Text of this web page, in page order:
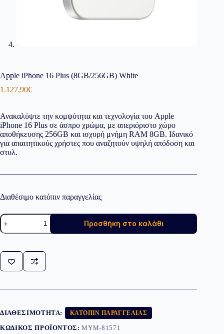
Apple iPhone 16 Plus (8GB/256GB) White
1.127,90€
Ανακαλύψτε την κομψότητα και τεχνολογία του Apple
iPhone 16 Plus σε άσπρο χρώμα, με απεριόριστο χώρο
αποθήκευσης 256GB και ισχυρή μνήμη RAM 8GB. Ιδανικό
για απαιτητικούς χρήστες που αναζητούν υψηλή απόδοση και
στυλ.
Διαθέσιμο κατόπιν παραγγελίας
Apple
iPhone
16
(8GB/256GB)
White
ποσότητα
Προσθήκη στο καλάθι
ΔΙΑΘΕΣΙΜΌΤΗΤΑ: ΚΑΤΌΠΙΝ ΠΑΡΑΓΓΕΛΊΑΣ
ΚΩΔΙΚΌΣ ΠΡΟΪΌΝΤΟΣ:MYM-81571